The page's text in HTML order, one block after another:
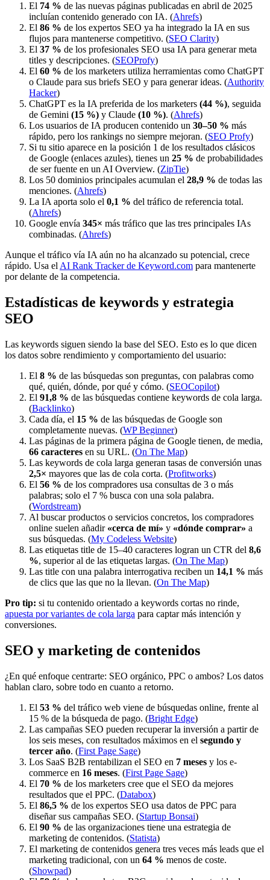
El 74 % de las nuevas páginas publicadas en abril de 2025
incluían contenido generado con IA. (Ahrefs)
El 86 % de los expertos SEO ya ha integrado la IA en sus
flujos para mantenerse competitivo. (SEO Clarity)
El 37 % de los profesionales SEO usa IA para generar meta
titles y descripciones. (SEOProfy)
El 60 % de los marketers utiliza herramientas como ChatGPT
o Claude para sus briefs SEO y para generar ideas. (Authority
Hacker)
ChatGPT es la IA preferida de los marketers (44 %), seguida
de Gemini (15 %) y Claude (10 %). (Ahrefs)
Los usuarios de IA producen contenido un 30–50 % más
rápido, pero los rankings no siempre mejoran. (SEO Profy)
Si tu sitio aparece en la posición 1 de los resultados clásicos
de Google (enlaces azules), tienes un 25 % de probabilidades
de ser fuente en un AI Overview. (ZipTie)
Los 50 dominios principales acumulan el 28,9 % de todas las
menciones. (Ahrefs)
La IA aporta solo el 0,1 % del tráfico de referencia total.
(Ahrefs)
Google envía 345× más tráfico que las tres principales IAs
combinadas. (Ahrefs)
Aunque el tráfico vía IA aún no ha alcanzado su potencial, crece
rápido. Usa el AI Rank Tracker de Keyword.com para mantenerte
por delante de la competencia.
Estadísticas de keywords y estrategia
SEO
Las keywords siguen siendo la base del SEO. Esto es lo que dicen
los datos sobre rendimiento y comportamiento del usuario:
El 8 % de las búsquedas son preguntas, con palabras como
qué, quién, dónde, por qué y cómo. (SEOCopilot)
El 91,8 % de las búsquedas contiene keywords de cola larga.
(Backlinko)
Cada día, el 15 % de las búsquedas de Google son
completamente nuevas. (WP Beginner)
Las páginas de la primera página de Google tienen, de media,
66 caracteres en su URL. (On The Map)
Las keywords de cola larga generan tasas de conversión unas
2,5× mayores que las de cola corta. (Profitworks)
El 56 % de los compradores usa consultas de 3 o más
palabras; solo el 7 % busca con una sola palabra.
(Wordstream)
Al buscar productos o servicios concretos, los compradores
online suelen añadir «cerca de mí» y «dónde comprar» a
sus búsquedas. (My Codeless Website)
Las etiquetas title de 15–40 caracteres logran un CTR del 8,6
%, superior al de las etiquetas largas. (On The Map)
Las title con una palabra interrogativa reciben un 14,1 % más
de clics que las que no la llevan. (On The Map)
Pro tip: si tu contenido orientado a keywords cortas no rinde,
apuesta por variantes de cola larga para captar más intención y
conversiones.
SEO y marketing de contenidos
¿En qué enfoque centrarte: SEO orgánico, PPC o ambos? Los datos
hablan claro, sobre todo en cuanto a retorno.
El 53 % del tráfico web viene de búsquedas online, frente al
15 % de la búsqueda de pago. (Bright Edge)
Las campañas SEO pueden recuperar la inversión a partir de
los seis meses, con resultados máximos en el segundo y
tercer año. (First Page Sage)
Los SaaS B2B rentabilizan el SEO en 7 meses y los e-
commerce en 16 meses. (First Page Sage)
El 70 % de los marketers cree que el SEO da mejores
resultados que el PPC. (Databox)
El 86,5 % de los expertos SEO usa datos de PPC para
diseñar sus campañas SEO. (Startup Bonsai)
El 90 % de las organizaciones tiene una estrategia de
marketing de contenidos. (Statista)
El marketing de contenidos genera tres veces más leads que el
marketing tradicional, con un 64 % menos de coste.
(Showpad)